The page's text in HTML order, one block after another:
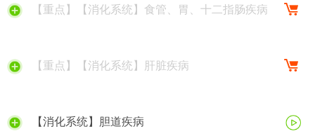
【重点】【消化系统】食管、胃、十二指肠疾病
【重点】【消化系统】肝脏疾病
【消化系统】胆道疾病